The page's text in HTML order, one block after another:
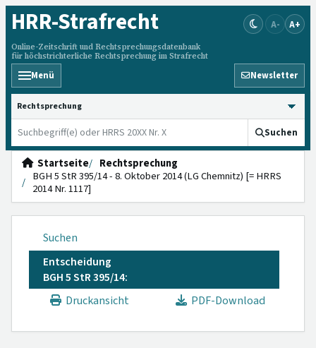
HRR-Strafrecht
Online-Zeitschrift und Rechtsprechungsdatenbank
für höchstrichterliche Rechtsprechung im Strafrecht
A- A+
Menü Newsletter
HRRS durchsuchen
Suchen
Startseite
Rechtsprechung
BGH 5 StR 395/14 - 8. Oktober 2014 (LG Chemnitz) [= HRRS
2014 Nr. 1117]
Suchen
Entscheidung
BGH 5 StR 395/14:
Druckansicht
PDF-Download